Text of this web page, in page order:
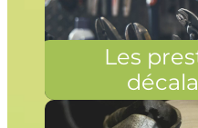
Les